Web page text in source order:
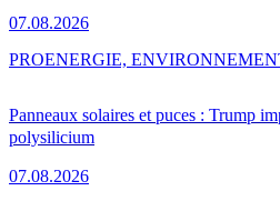
07.08.2026
Panneaux solaires et puces : Trump
polysilicium
07.08.2026
PROENERGIE,